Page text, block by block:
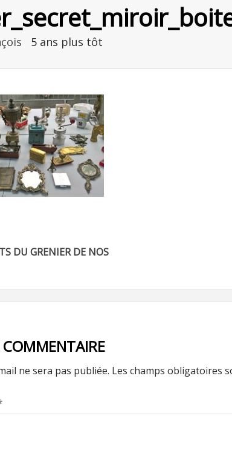
5 ans plus tôt
DU GRENIER DE NOS
COMMENTAIRE
ne sera pas publiée. Les champs obligatoires